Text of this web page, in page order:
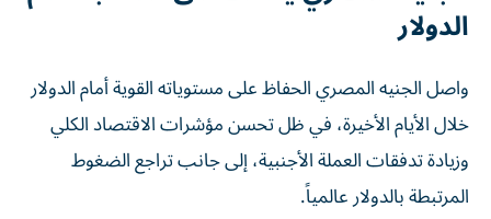
الدولار
واصل الجنيه المصري الحفاظ على مستوياته القوية أمام الدولار
خلال الأيام الأخيرة، في ظل تحسن مؤشرات الاقتصاد الكلي
وزيادة تدفقات العملة الأجنبية، إلى جانب تراجع الضغوط
المرتبطة بالدولار عالمياً.